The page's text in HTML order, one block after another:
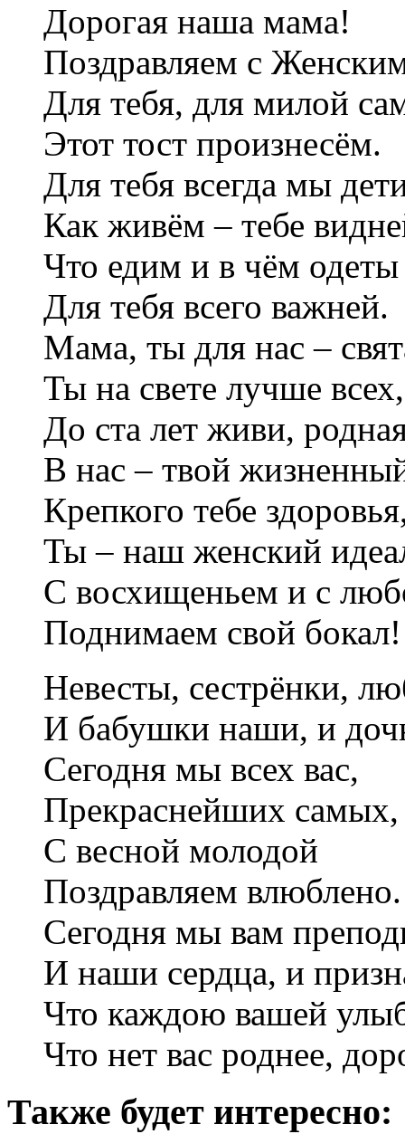
Дорогая наша мама!
Поздравляем с
Для тебя, для милой
Этот тост произнесём.
Для тебя всегда мы
Как живём – тебе
Что едим и в чём
Для тебя всего важней.
Мама, ты для нас –
Ты на свете лучше всех,
До ста лет живи,
В нас – твой
Крепкого тебе
Ты – наш женский
С восхищеньем и с
Поднимаем свой бокал!
Невесты, сестрёнки,
И бабушки наши, и
Сегодня мы всех вас,
Прекраснейших самых,
С весной молодой
Поздравляем влюблено.
Сегодня мы вам
И наши сердца, и
Что каждою вашей
Что нет вас роднее,
Также будет интересно: